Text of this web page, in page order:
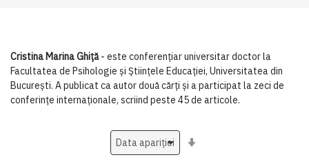
Cristina Marina Ghiță- este conferențiar universitar doctor la
Facultatea de Psihologie și Științele Educației, Universitatea din
București. A publicat ca autor două cărți și a participat la zeci de
conferințe internaționale, scriind peste 45 de articole.